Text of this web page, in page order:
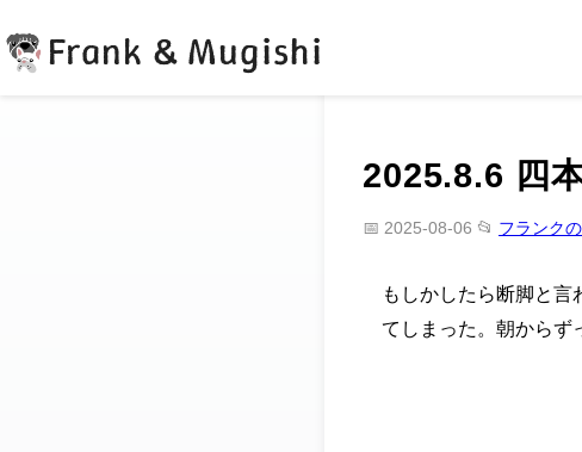
Frank & Mugishi
2025.8.6 四
📅 2025-08-06 📂 フランク
もしかしたら断脚と
てしまった。朝からず